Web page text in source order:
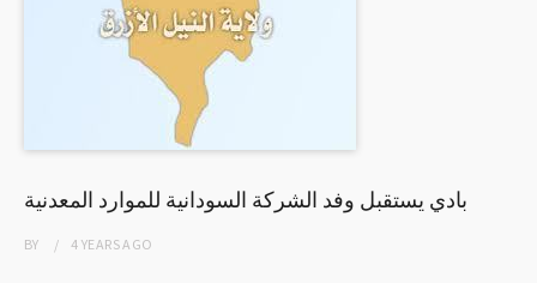
بادي يستقبل وفد الشركة السودانية للموارد المعدنية
BY 4 YEARSAGO